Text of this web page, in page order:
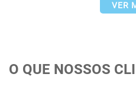
VER
O QUE NOSSOS